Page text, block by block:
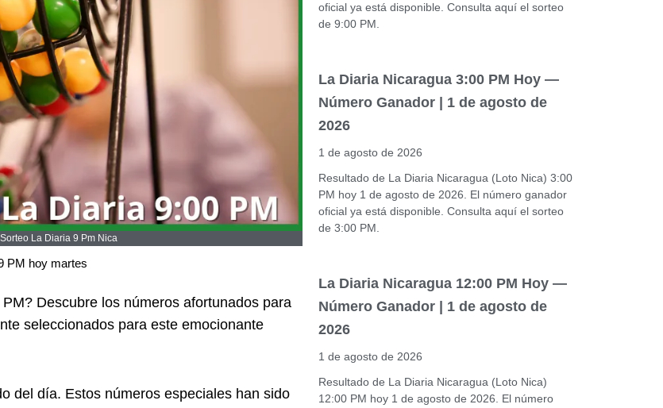
La Diaria 9 Pm Nica
PM hoy martes
Descubre los números afortunados para
seleccionados para este emocionante
del día. Estos números especiales han sido
oficial ya está disponible. Consulta aquí el sorteo
de 9:00 PM.
La Diaria Nicaragua 3:00 PM Hoy —
Número Ganador | 1 de agosto de
2026
1 de agosto de 2026
Resultado de La Diaria Nicaragua (Loto Nica) 3:00
PM hoy 1 de agosto de 2026. El número ganador
oficial ya está disponible. Consulta aquí el sorteo
de 3:00 PM.
La Diaria Nicaragua 12:00 PM Hoy —
Número Ganador | 1 de agosto de
2026
1 de agosto de 2026
Resultado de La Diaria Nicaragua (Loto Nica)
12:00 PM hoy 1 de agosto de 2026. El número